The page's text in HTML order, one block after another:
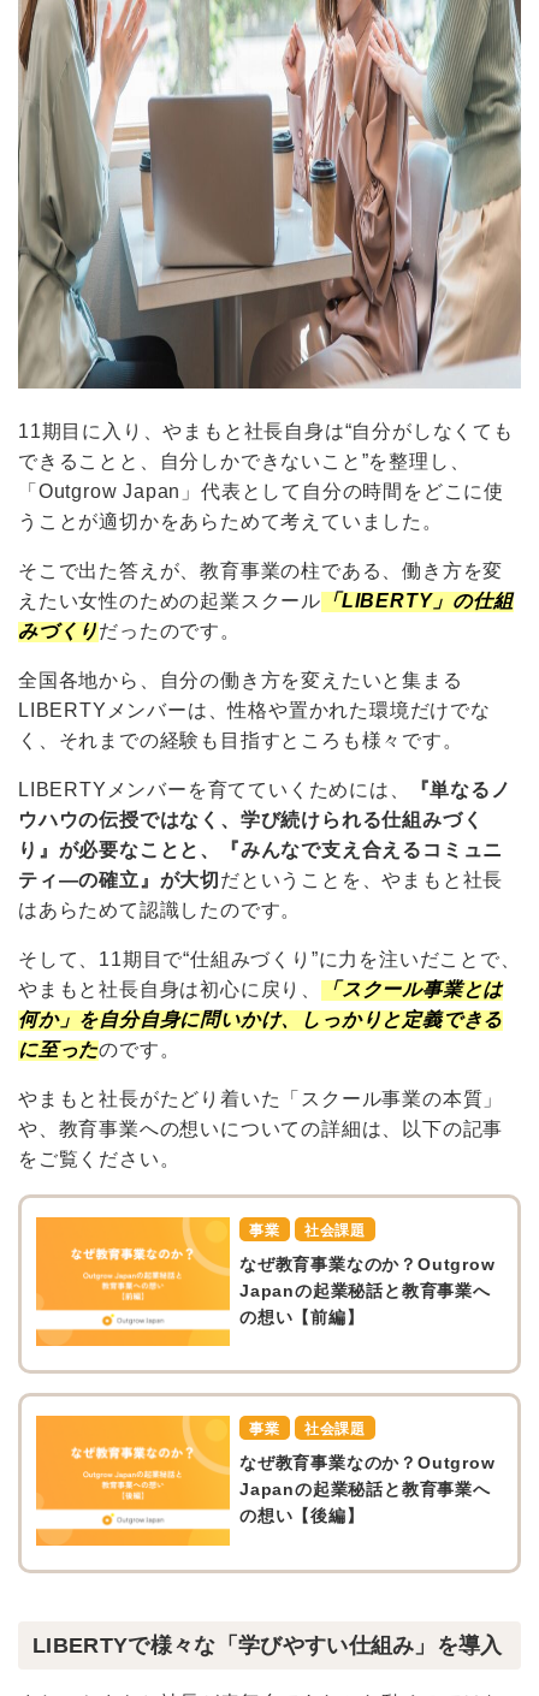
11期目に入り、やまもと社長自身は“自分がしなくても
できることと、自分しかできないこと”を整理し、
「Outgrow Japan」代表として自分の時間をどこに使
うことが適切かをあらためて考えていました。
そこで出た答えが、教育事業の柱である、働き方を変
えたい女性のための起業スクール 「LIBERTY」の仕組
みづくりだったのです。
全国各地から、自分の働き方を変えたいと集まる
LIBERTYメンバーは、性格や置かれた環境だけでな
く、それまでの経験も目指すところも様々です。
LIBERTYメンバーを育てていくためには、
『単なるノ
ウハウの伝授ではなく、学び続けられる仕組みづく
り』が必要なことと、『みんなで支え合えるコミュニ
ティ―の確立』が大切 だということを、やまもと社長
はあらためて認識したのです。
そして、11期目で“仕組みづくり”に力を注いだことで、
やまもと社長自身は初心に戻り、
「スクール事業とは
何か」を自分自身に問いかけ、しっかりと定義できる
に至ったのです。
やまもと社長がたどり着いた「スクール事業の本質」
や、教育事業への想いについての詳細は、以下の記事
をご覧ください。
事業 社会課題
なぜ教育事業なのか？Outgrow
Japanの起業秘話と教育事業へ
の想い【前編】
事業 社会課題
なぜ教育事業なのか？Outgrow
Japanの起業秘話と教育事業へ
の想い【後編】
LIBERTYで様々な「学びやすい仕組み」を導入